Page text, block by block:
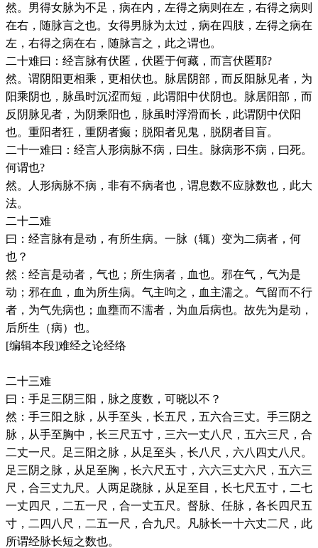
然。男得女脉为不足，病在内，左得之病则在左，右得之病则
在右，随脉言之也。女得男脉为太过，病在四肢，左得之病在
左，右得之病在右，随脉言之，此之谓也。
二十难曰：经言脉有伏匿，伏匿于何藏，而言伏匿耶?
然。谓阴阳更相乘，更相伏也。脉居阴部，而反阳脉见者，为
阳乘阴也，脉虽时沉涩而短，此谓阳中伏阴也。脉居阳部，而
反阴脉见者，为阴乘阳也，脉虽时浮滑而长，此谓阴中伏阳
也。重阳者狂，重阴者癫；脱阳者见鬼，脱阴者目盲。
二十一难曰：经言人形病脉不病，曰生。脉病形不病，曰死。
何谓也?
然。人形病脉不病，非有不病者也，谓息数不应脉数也，此大
法。
二十二难
曰：经言脉有是动，有所生病。一脉（辄）变为二病者，何
也？
然：经言是动者，气也；所生病者，血也。邪在气，气为是
动；邪在血，血为所生病。气主呴之，血主濡之。气留而不行
者，为气先病也；血壅而不濡者，为血后病也。故先为是动，
后所生（病）也。
[编辑本段]难经之论经络
二十三难
曰：手足三阴三阳，脉之度数，可晓以不？
然：手三阳之脉，从手至头，长五尺，五六合三丈。手三阴之
脉，从手至胸中，长三尺五寸，三六一丈八尺，五六三尺，合
二丈一尺。足三阳之脉，从足至头，长八尺，六八四丈八尺。
足三阴之脉，从足至胸，长六尺五寸，六六三丈六尺，五六三
尺，合三丈九尺。人两足跷脉，从足至目，长七尺五寸，二七
一丈四尺，二五一尺，合一丈五尺。督脉、任脉，各长四尺五
寸，二四八尺，二五一尺，合九尺。凡脉长一十六丈二尺，此
所谓经脉长短之数也。